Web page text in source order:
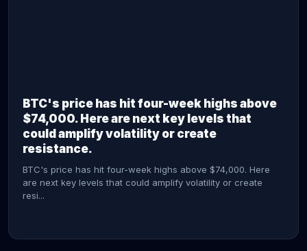
BTC's price has hit four-week highs above
$74,000. Here are next key levels that
could amplify volatility or create
resistance.
BTC's price has hit four-week highs above $74,000. Here
are next key levels that could amplify volatility or create
resi...